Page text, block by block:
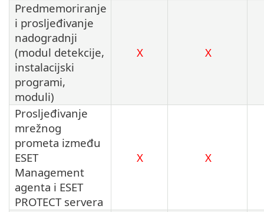
Predmemoriranje
i prosljeđivanje
nadogradnji
(modul detekcije,
instalacijski
programi,
moduli)
X X
Prosljeđivanje
mrežnog
prometa između
ESET
Management
agenta i ESET
PROTECT servera
X X